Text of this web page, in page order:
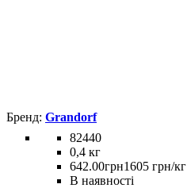
Grandorf
82440
0,4 кг
642.00грн1605 грн/кг
В наявності